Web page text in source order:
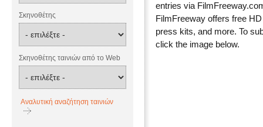
Σκηνοθέτης
Σκηνοθέτης ταινιών από το Web
Αναλυτική αναζήτηση ταινιών
entries via
FilmFreeway offers free
press kits, and more. To
click the image below.